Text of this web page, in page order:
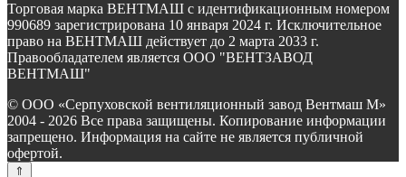
Торговая марка ВЕНТМАШ с идентификационным номером
990689 зарегистрирована 10 января 2024 г. Исключительное
право на ВЕНТМАШ действует до 2 марта 2033 г.
Правообладателем является ООО "ВЕНТЗАВОД
ВЕНТМАШ"
© ООО «Серпуховской вентиляционный завод Вентмаш М»
2004 - 2026 Все права защищены. Копирование информации
запрещено. Информация на сайте не является публичной
офертой.